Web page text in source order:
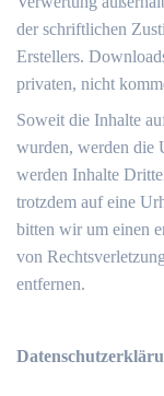
der schriftlichen
Erstellers.
privaten, nicht
Soweit die Inhalte
wurden, werden die
werden Inhalte
trotzdem auf eine
bitten wir um einen
von
entfernen.